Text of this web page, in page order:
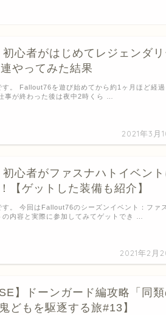
初心者がはじめてレジェンダリ
やってみた結果
2021年3月
す。 Fallout76を遊び始めてから約1ヶ月ほど経過
事が終わった後は夜中2時くら …
初心者がファスナハトイベント
【ゲットした装備も紹介】
2021年2月
す。 今回はFallout76のシーズンイベント：ファ
の内容と実際に参加してみてゲットでき …
】ドーンガード編攻略「同
どもを駆逐する旅#13】